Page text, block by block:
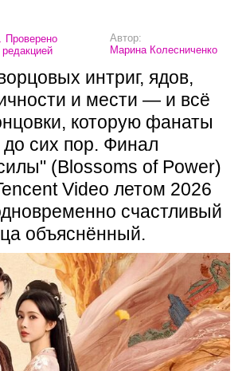
Проверено
редакцией
Автор:
Марина Колесниченко
интриг, ядов,
и мести — и всё
которую фанаты
сих пор. Финал
(Blossoms of Power)
Video летом 2026
счастливый
объяснённый.